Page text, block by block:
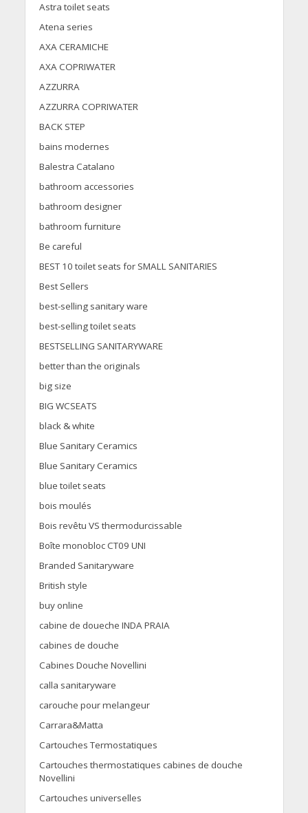
Astra toilet seats
Atena series
AXA CERAMICHE
AXA COPRIWATER
AZZURRA
AZZURRA COPRIWATER
BACK STEP
bains modernes
Balestra Catalano
bathroom accessories
bathroom designer
bathroom furniture
Be careful
BEST 10 toilet seats for SMALL SANITARIES
Best Sellers
best-selling sanitary ware
best-selling toilet seats
BESTSELLING SANITARYWARE
better than the originals
big size
BIG WCSEATS
black & white
Blue Sanitary Ceramics
Blue Sanitary Ceramics
blue toilet seats
bois moulés
Bois revêtu VS thermodurcissable
Boîte monobloc CT09 UNI
Branded Sanitaryware
British style
buy online
cabine de doueche INDA PRAIA
cabines de douche
Cabines Douche Novellini
calla sanitaryware
carouche pour melangeur
Carrara&Matta
Cartouches Termostatiques
Cartouches thermostatiques cabines de douche
Novellini
Cartouches universelles